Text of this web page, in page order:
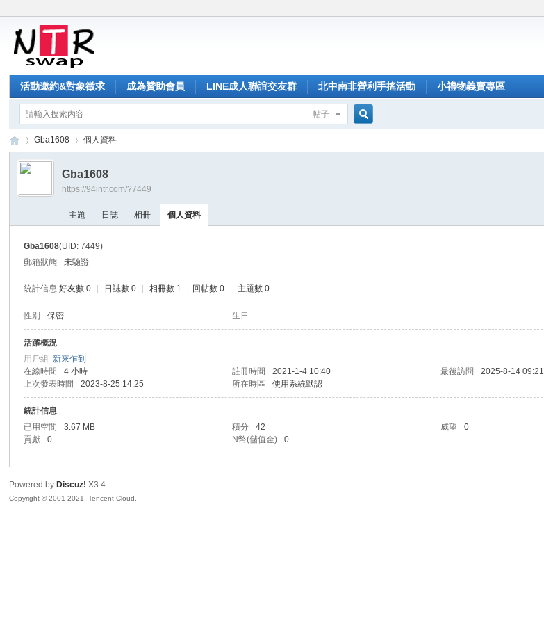
活動邀約&對象徵求 成為贊助會員 LINE成人聯誼交友群 北中南非營利手搖活動 小禮物義賣專區
帖子
NT›
Gba1608 個人資料
Gba1608
https://94intr.com/?7449
主題 日誌 相冊 個人資料
Gba1608(UID: 7449)
郵箱狀態
未驗證
統計信息 好友數 0 日誌數 0 相冊數 1 回帖數 0 主題數 0
性別 保密 生日 -
活躍概況
用戶組新來乍到
在線時間
4 小時 註冊時間 2021-1-4 10:40 最後訪問 2025-8-14 09:21
上次發表時間
2023-8-25 14:25 所在時區 使用系統默認
統計信息
已用空間
3.67 MB 積分 42 威望 0
貢獻
0 N幣(儲值金) 0
Powered by Discuz! X3.4
Copyright © 2001-2021, Tencent Cloud.